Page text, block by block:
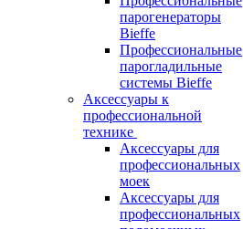
парогенераторы
Bieffe
Профессиональные
парогладильные
системы Bieffe
Аксессуары к
профессиональной
технике
Аксессуары для
профессиональных
моек
Аксессуары для
профессиональных